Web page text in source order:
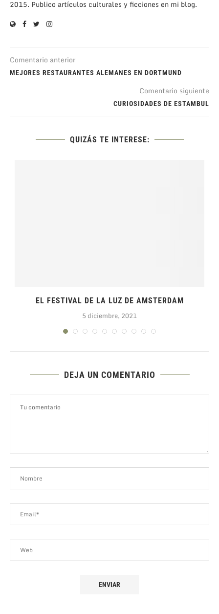
2015. Publico artículos culturales y ficciones en mi blog.
Comentario anterior
MEJORES RESTAURANTES ALEMANES EN DORTMUND
Comentario siguiente
CURIOSIDADES DE ESTAMBUL
QUIZÁS TE INTERESE:
EL FESTIVAL DE LA LUZ DE AMSTERDAM
5 diciembre, 2021
DEJA UN COMENTARIO